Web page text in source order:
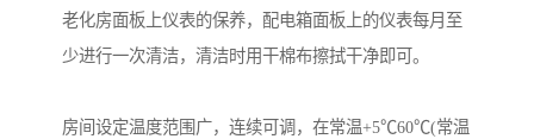
老化房面板上仪表的保养，配电箱面板上的仪表每月至
少进行一次清洁，清洁时用干棉布擦拭干净即可。
房间设定温度范围广，连续可调，在常温+5℃60℃(常温